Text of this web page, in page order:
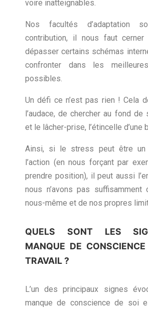
voire inatteignables.
Nos facultés d’adaptation
contribution, il nous faut
dépasser certains schémas
confronter dans les
possibles.
Un défi ce n’est pas rien ! Cela
l’audace, de chercher au fond de
et le lâcher-prise, l’étincelle d’une
Ainsi, si le stress peut être un
l’action (en nous forçant par
prendre position), il peut aussi
nous n’avons pas suffisamment
nous-même et de nos propres
QUELS SONT LES
MANQUE DE
TRAVAIL ?
L’un des principaux signes
manque de conscience de soi